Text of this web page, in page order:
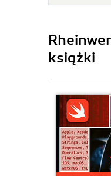
książki